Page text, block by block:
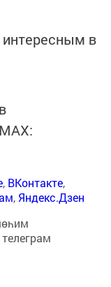
в
, ВКонтакте,
, Яндекс.Дзен
телеграм